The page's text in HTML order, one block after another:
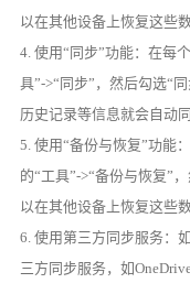
以在其他设备上恢复这些数
4. 使用“同步”功能：在每
具”->“同步”，然后勾选“
历史记录等信息就会自动
5. 使用“备份与恢复”功能
的“工具”->“备份与恢复”
以在其他设备上恢复这些数
6. 使用第三方同步服务：
三方同步服务，如